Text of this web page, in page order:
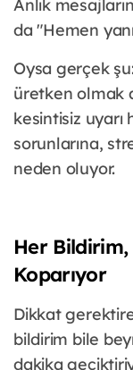
Anlık
da "Hemen
Oysa gerçek
üretken olmak
kesintisiz
sorunlarına,
neden oluyor.
Her
Koparıyor
Dikkat
bildirim bile
dakika